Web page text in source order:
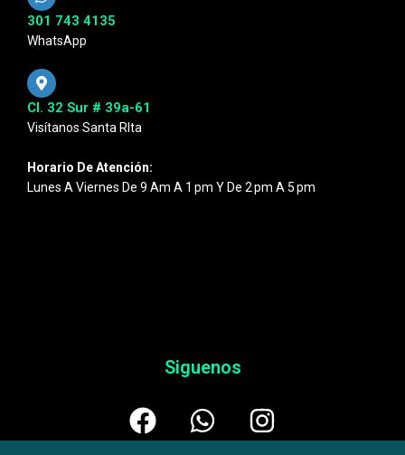
301 743 4135
WhatsApp
Cl. 32 Sur # 39a-61
Visítanos Santa RIta
Horario De Atención:
Lunes A Viernes De 9 Am A 1 Pm Y De 2 Pm A 5 Pm
Siguenos